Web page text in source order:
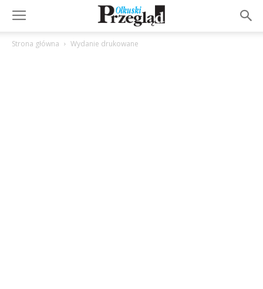
Strona główna Wydanie drukowane